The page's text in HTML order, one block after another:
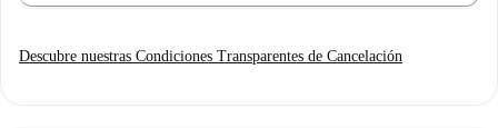
Descubre nuestras Condiciones Transparentes de Cancelación